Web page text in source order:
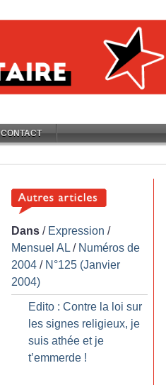
CONTACT
Dans / Expression /
Mensuel AL / Numéros de
2004 / N°125 (Janvier
2004)
Edito : Contre la loi sur
les signes religieux, je
suis athée et je
t’emmerde !